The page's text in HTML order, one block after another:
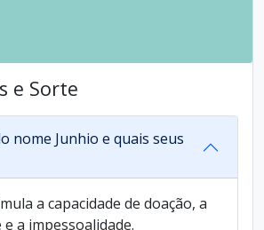
e Sorte
nome Junhio e quais seus
a capacidade de doação, a
a impessoalidade.